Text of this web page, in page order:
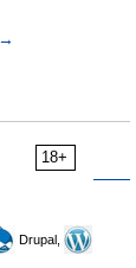
→
18+
Drupal,